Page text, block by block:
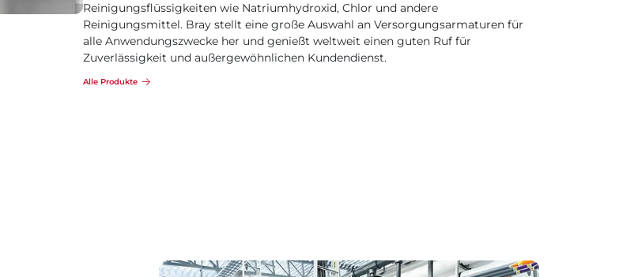
Reinigungsflüssigkeiten wie Natriumhydroxid, Chlor und andere
Reinigungsmittel. Bray stellt eine große Auswahl an Versorgungsarmaturen für
alle Anwendungszwecke her und genießt weltweit einen guten Ruf für
Zuverlässigkeit und außergewöhnlichen Kundendienst.
Alle Produkte